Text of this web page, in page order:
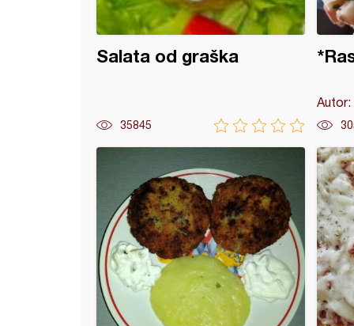
Salata od graška
35845
Autor: